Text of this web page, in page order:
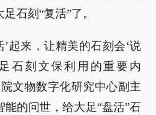
石刻“复活”了。
’起来，让精美的石刻会‘说
石刻文保利用的重要内
文物数字化研究中心副主
的问世，给大足“盘活”石